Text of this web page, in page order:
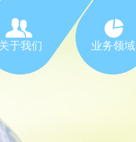
于我们 业务领域